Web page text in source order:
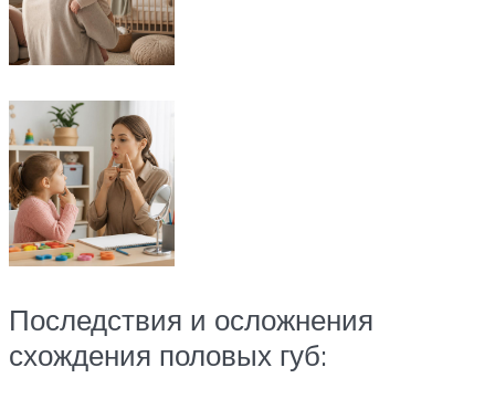
Последствия и осложнения
схождения половых губ: